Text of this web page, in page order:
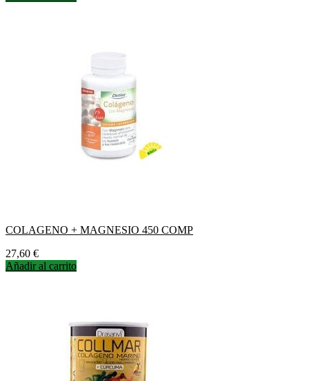
COLAGENO + MAGNESIO 450 COMP
Precio
27,60 €
Añadir al carrito